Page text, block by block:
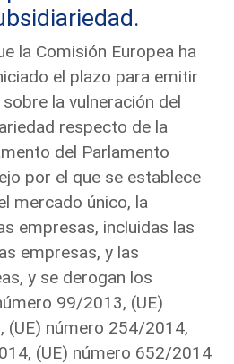
la Comisión Europea ha
el plazo para emitir
la vulneración del
respecto de la
del Parlamento
por el que se establece
mercado único, la
empresas, incluidas las
empresas, y las
y se derogan los
99/2013, (UE)
(UE) número 254/2014,
(UE) número 652/2014